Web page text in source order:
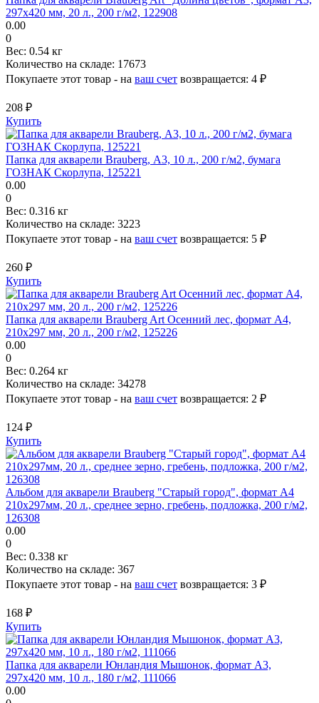
297х420 мм, 20 л., 200 г/м2, 122908
0.00
0
Вес: 0.54 кг
Количество на складе: 17673
Покупаете этот товар - на ваш счет возвращается: 4 ₽
208 ₽
Купить
Папка для акварели Brauberg, А3, 10 л., 200 г/м2, бумага
ГОЗНАК Скорлупа, 125221
0.00
0
Вес: 0.316 кг
Количество на складе: 3223
Покупаете этот товар - на ваш счет возвращается: 5 ₽
260 ₽
Купить
Папка для акварели Brauberg Art Осенний лес, формат А4,
210х297 мм, 20 л., 200 г/м2, 125226
0.00
0
Вес: 0.264 кг
Количество на складе: 34278
Покупаете этот товар - на ваш счет возвращается: 2 ₽
124 ₽
Купить
Альбом для акварели Brauberg "Старый город", формат А4
210х297мм, 20 л., среднее зерно, гребень, подложка, 200 г/м2,
126308
0.00
0
Вес: 0.338 кг
Количество на складе: 367
Покупаете этот товар - на ваш счет возвращается: 3 ₽
168 ₽
Купить
Папка для акварели Юнландия Мышонок, формат А3,
297х420 мм, 10 л., 180 г/м2, 111066
0.00